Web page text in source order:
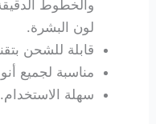
والخطوط
لون البشرة.
قابلة للشحن
مناسبة لجميع
سهلة الاستخدام.